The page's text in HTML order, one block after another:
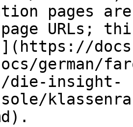
pages
URLs;
german/
die-insight-